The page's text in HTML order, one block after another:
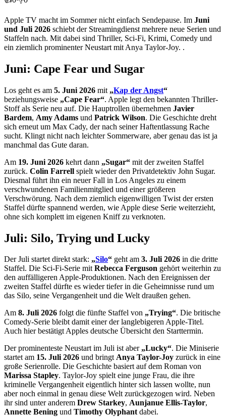
Apple TV macht im Sommer nicht einfach Sendepause. Im Juni
und Juli 2026 schiebt der Streamingdienst mehrere neue Serien und
Staffeln nach. Mit dabei sind Thriller, Sci-Fi, Krimi, Comedy und
ein ziemlich prominenter Neustart mit Anya Taylor-Joy. .
Juni: Cape Fear und Sugar
Los geht es am 5. Juni 2026 mit „Kap der Angst“
beziehungsweise „Cape Fear“. Apple legt den bekannten Thriller-
Stoff als Serie neu auf. Die Hauptrollen übernehmen Javier
Bardem, Amy Adams und Patrick Wilson. Die Geschichte dreht
sich erneut um Max Cady, der nach seiner Haftentlassung Rache
sucht. Klingt nicht nach leichter Sommerware, aber genau das ist ja
manchmal das Gute daran.
Am 19. Juni 2026 kehrt dann „Sugar“ mit der zweiten Staffel
zurück. Colin Farrell spielt wieder den Privatdetektiv John Sugar.
Diesmal führt ihn ein neuer Fall in Los Angeles zu einem
verschwundenen Familienmitglied und einer größeren
Verschwörung. Nach dem ziemlich eigenwilligen Twist der ersten
Staffel dürfte spannend werden, wie Apple diese Serie weiterzieht,
ohne sich komplett im eigenen Kniff zu verknoten.
Juli: Silo, Trying und Lucky
Der Juli startet direkt stark: „Silo“ geht am 3. Juli 2026 in die dritte
Staffel. Die Sci-Fi-Serie mitRebecca Ferguson gehört weiterhin zu
den auffälligeren Apple-Produktionen. Nach den Ereignissen der
zweiten Staffel dürfte es wieder tiefer in die Geheimnisse rund um
das Silo, seine Vergangenheit und die Welt draußen gehen.
Am 8. Juli 2026 folgt die fünfte Staffel von „Trying“. Die britische
Comedy-Serie bleibt damit einer der langlebigeren Apple-Titel.
Auch hier bestätigt Apples deutsche Übersicht den Starttermin.
Der prominenteste Neustart im Juli ist aber „Lucky“. Die Miniserie
startet am 15. Juli 2026 und bringtAnya Taylor-Joy zurück in eine
große Serienrolle. Die Geschichte basiert auf dem Roman von
Marissa Stapley. Taylor-Joy spielt eine junge Frau, die ihre
kriminelle Vergangenheit eigentlich hinter sich lassen wollte, nun
aber noch einmal in genau diese Welt zurückgezogen wird. Neben
ihr sind unter anderem Drew Starkey, Aunjanue Ellis-Taylor,
Annette Bening und Timothy Olyphantdabei.